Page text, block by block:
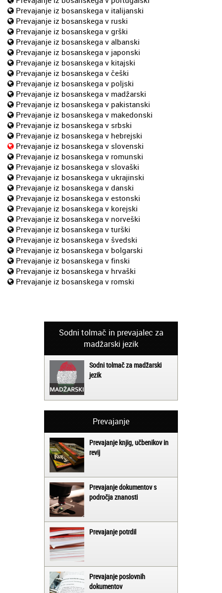
Prevajanje iz bosanskega v italijanski
Prevajanje iz bosanskega v ruski
Prevajanje iz bosanskega v grški
Prevajanje iz bosanskega v albanski
Prevajanje iz bosanskega v japonski
Prevajanje iz bosanskega v kitajski
Prevajanje iz bosanskega v češki
Prevajanje iz bosanskega v poljski
Prevajanje iz bosanskega v madžarski
Prevajanje iz bosanskega v pakistanski
Prevajanje iz bosanskega v makedonski
Prevajanje iz bosanskega v srbski
Prevajanje iz bosanskega v hebrejski
Prevajanje iz bosanskega v slovenski
Prevajanje iz bosanskega v romunski
Prevajanje iz bosanskega v slovaški
Prevajanje iz bosanskega v ukrajinski
Prevajanje iz bosanskega v danski
Prevajanje iz bosanskega v estonski
Prevajanje iz bosanskega v korejski
Prevajanje iz bosanskega v norveški
Prevajanje iz bosanskega v turški
Prevajanje iz bosanskega v švedski
Prevajanje iz bosanskega v bolgarski
Prevajanje iz bosanskega v finski
Prevajanje iz bosanskega v hrvaški
Prevajanje iz bosanskega v romski
Sodni tolmač in prevajalec za
madžarski jezik
Sodni tolmač za madžarski
jezik
Prevajanje
Prevajanje knjig, učbenikov in
revij
Prevajanje dokumentov s
področja znanosti
Prevajanje potrdil
Prevajanje poslovnih
dokumentov